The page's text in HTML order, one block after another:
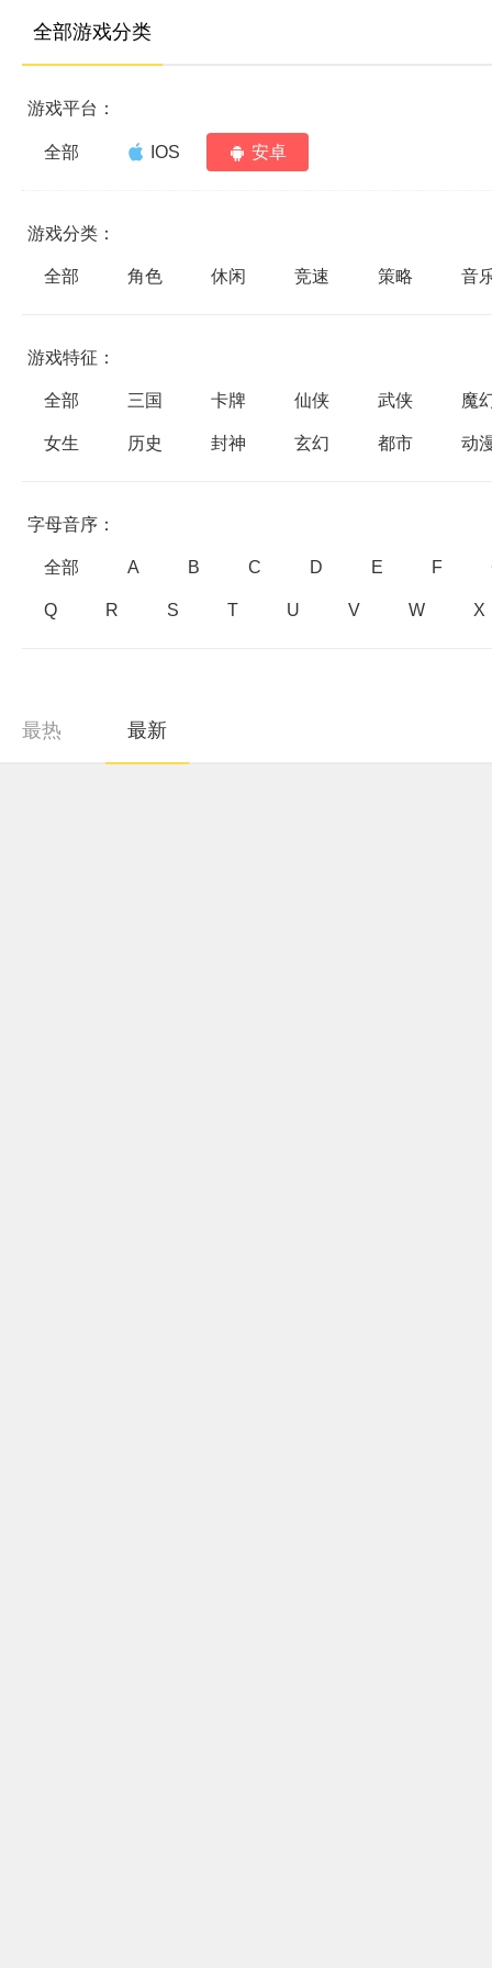
全部游戏分类
游戏平台：
全部 IOS 安卓
游戏分类：
全部 角色 休闲 竞速 策略 音
游戏特征：
全部 三国 卡牌 仙侠 武侠 魔
女生 历史 封神 玄幻 都市 动
字母音序：
全部 A B C D E F
Q R S T U V W X
最热 最新